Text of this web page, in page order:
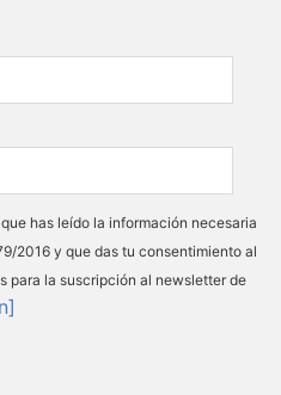
has leído la información necesaria
2016 y que das tu consentimiento al
para la suscripción al newsletter de